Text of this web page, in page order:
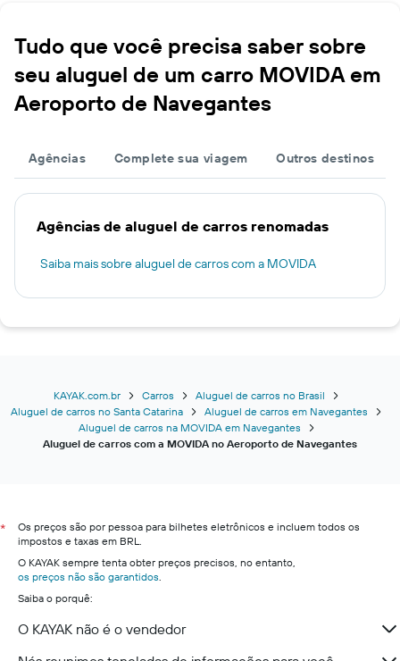
Tudo que você precisa saber sobre
seu aluguel de um carro MOVIDA em
Aeroporto de Navegantes
Agências Complete sua viagem Outros destinos
Agências de aluguel de carros renomadas
Saiba mais sobre aluguel de carros com a MOVIDA
KAYAK.com.br Carros
Aluguel de carros no Brasil
Aluguel de carros no Santa Catarina
Aluguel de carros em Navegantes
Aluguel de carros na MOVIDA em Navegantes
Aluguel de carros com a MOVIDA no Aeroporto de Navegantes
*
Os preços são por pessoa para bilhetes eletrônicos e incluem todos os
impostos e taxas em BRL.
O KAYAK sempre tenta obter preços precisos, no entanto,
os preços não são garantidos.
Saiba o porquê:
O KAYAK não é o vendedor